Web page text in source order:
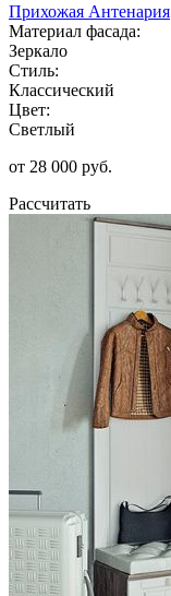
Прихожая Антенария
Материал фасада:
Зеркало
Стиль:
Классический
Цвет:
Светлый
от 28 000 руб.
Рассчитать